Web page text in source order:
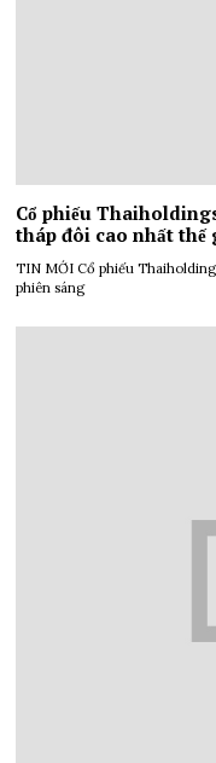
Cổ phiếu
tháp đôi cao nhất thế
TIN MỚI Cổ phiếu
phiên sáng